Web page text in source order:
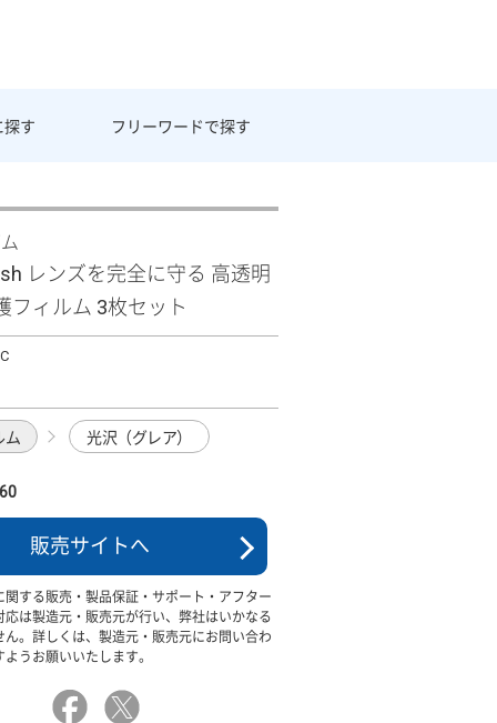
探す フリーワードで探す
レンズを完全に守る 高透明
フィルム 3枚セット
ム 光沢（グレア）
販売サイトへ
関する販売・製品保証・サポート・アフター
応は製造元・販売元が行い、弊社はいかなる
ん。詳しくは、製造元・販売元にお問い合わ
うお願いいたします。